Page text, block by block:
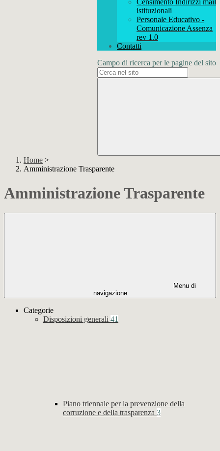
Censimento Indirizzi mail
istituzionali
Personale Educativo -
Comunicazione Assenza
rev 1.0
Contatti
Campo di ricerca per le pagine del sito
Home >
Amministrazione Trasparente
Amministrazione Trasparente
Menu di
navigazione
Categorie
Disposizioni generali 41
Piano triennale per la prevenzione della
corruzione e della trasparenza 3